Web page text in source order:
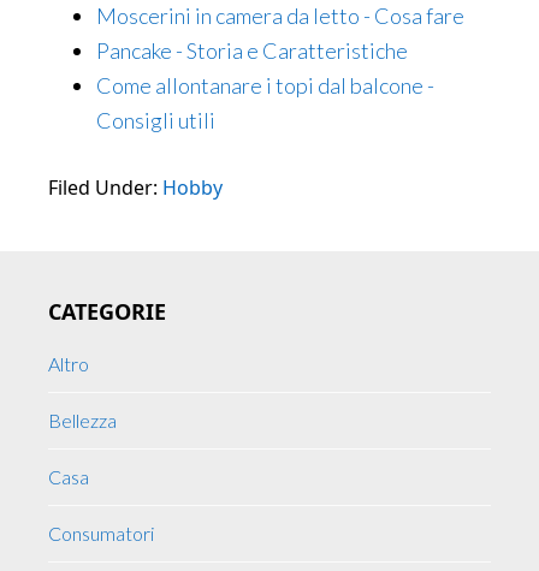
Moscerini in camera da letto - Cosa fare
Pancake - Storia e Caratteristiche
Come allontanare i topi dal balcone -
Consigli utili
Filed Under: Hobby
Sidebar
CATEGORIE
Altro
Bellezza
Casa
Consumatori